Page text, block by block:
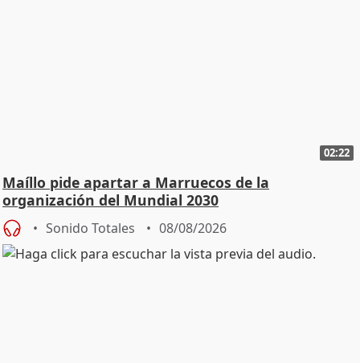
02:22
Maíllo pide apartar a Marruecos de la
organización del Mundial 2030
Sonido Totales 08/08/2026